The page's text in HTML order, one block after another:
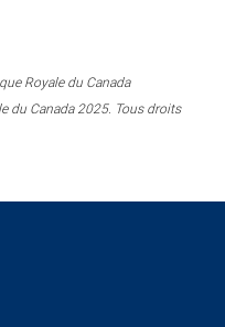
Royale du Canada
du Canada 2025. Tous droits